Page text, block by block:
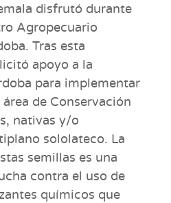
disfrutó durante
Agropecuario
Tras esta
apoyo a la
para implementar
de Conservación
nativas y/o
sololateco. La
semillas es una
contra el uso de
químicos que